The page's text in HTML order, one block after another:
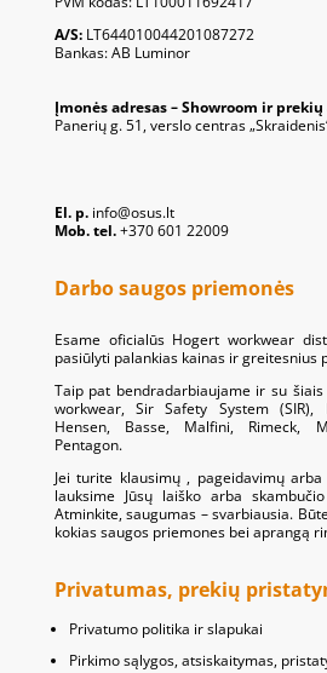
A/S:LT644010044201087272
Bankas: AB Luminor
Įmonės adresas – Showroom ir
Panerių g. 51, verslo centras
El. p.info@osus.lt
Mob. tel.+370 601 22009
Darbo saugos priemonės
Esame oficialūs Hogert workwear
pasiūlyti palankias kainas ir greitesnius
Taip pat bendradarbiaujame ir su
workwear, Sir Safety System (SIR),
Hensen, Basse, Malfini, Rimeck,
Pentagon.
Jei turite klausimų , pageidavimų
lauksime Jūsų laiško arba
Atminkite, saugumas – svarbiausia.
kokias saugos priemones bei aprangą
Privatumas, prekių
Privatumo politika ir slapukai
Pirkimo sąlygos, atsiskaitymas,